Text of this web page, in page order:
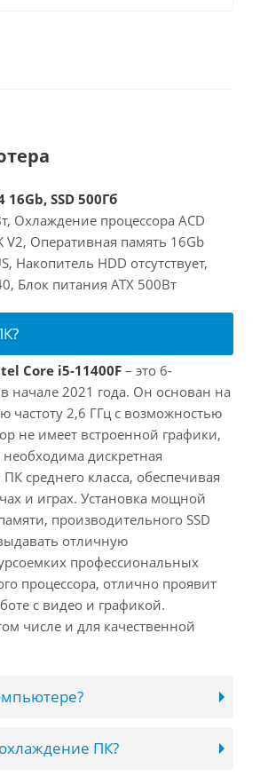
SSD 500Гб
Охлаждение процессора ACD
V2, Оперативная память 16Gb
Накопитель HDD отсутствует,
Блок питания ATX 500Вт
Core i5-11400F – это 6-
2021 года. Он основан на
частоту 2,6 ГГц с возможностью
не имеет встроенной графики,
дискретная
среднего класса, обеспечивая
и играх. Установка мощной
производительного SSD
отличную
профессиональных
процессора, отлично проявит
с видео и графикой.
числе и для качественной
ПК?